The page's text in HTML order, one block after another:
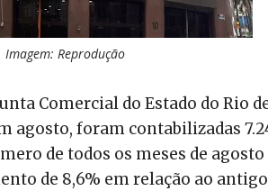
Imagem: Reprodução
Comercial do Estado do Rio
agosto, foram contabilizadas
de todos os meses de
de 8,6% em relação ao